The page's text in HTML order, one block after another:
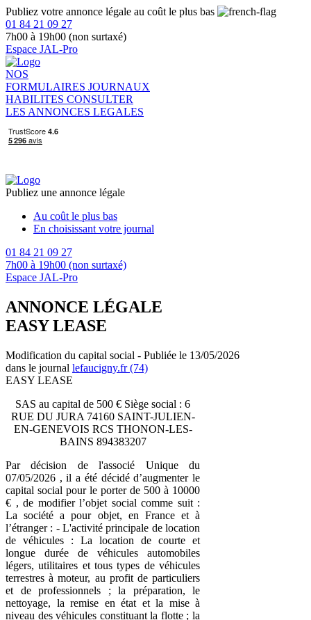
Publiez votre annonce légale au coût le plus bas
01 84 21 09 27
7h00 à 19h00 (non surtaxé)
Espace JAL-Pro
NOS
FORMULAIRES JOURNAUX
HABILITES CONSULTER
LES ANNONCES LEGALES
Publiez une annonce légale
Au coût le plus bas
En choisissant votre journal
01 84 21 09 27
7h00 à 19h00 (non surtaxé)
Espace JAL-Pro
ANNONCE LÉGALE
EASY LEASE
Modification du capital social - Publiée le 13/05/2026
dans le journal lefaucigny.fr (74)
EASY LEASE
SAS au capital de 500 € Siège social : 6
RUE DU JURA 74160 SAINT-JULIEN-
EN-GENEVOIS RCS THONON-LES-
BAINS 894383207
Par décision de l'associé Unique du
07/05/2026 , il a été décidé d’augmenter le
capital social pour le porter de 500 à 10000
€ , de modifier l’objet social comme suit :
La société a pour objet, en France et à
l’étranger : - L'activité principale de location
de véhicules : La location de courte et
longue durée de véhicules automobiles
légers, utilitaires et tous types de véhicules
terrestres à moteur, au profit de particuliers
et de professionnels ; la préparation, le
nettoyage, la remise en état et la mise à
niveau des véhicules constituant la flotte ; la